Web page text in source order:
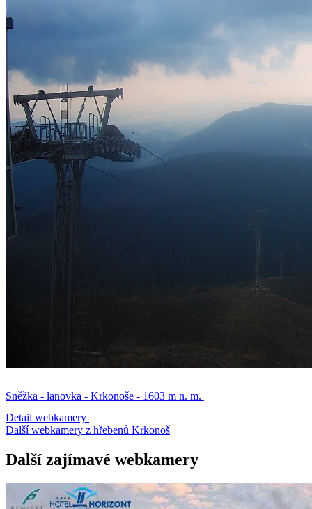
Sněžka - lanovka - Krkonoše - 1603 m n. m.
Detail webkamery
Další webkamery z hřebenů Krkonoš
Další zajímavé webkamery